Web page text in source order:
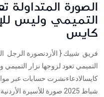
الصورة المتداولة
التميمي وليس
كايس
فريق شييك { الأردنصورة الرجل
التميمي تعود لزوجها نزار
شباط 2025 صورة للأسيرة